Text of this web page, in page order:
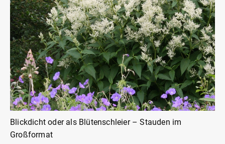
Blickdicht oder als Blütenschleier – Stauden im
Großformat